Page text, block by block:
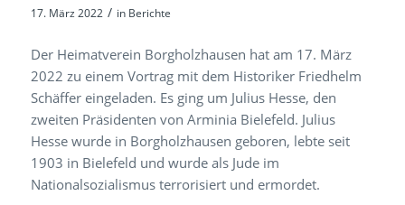
17. März 2022 / in Berichte
Der Heimatverein Borgholzhausen hat am 17. März
2022 zu einem Vortrag mit dem Historiker Friedhelm
Schäffer eingeladen. Es ging um Julius Hesse, den
zweiten Präsidenten von Arminia Bielefeld. Julius
Hesse wurde in Borgholzhausen geboren, lebte seit
1903 in Bielefeld und wurde als Jude im
Nationalsozialismus terrorisiert und ermordet.